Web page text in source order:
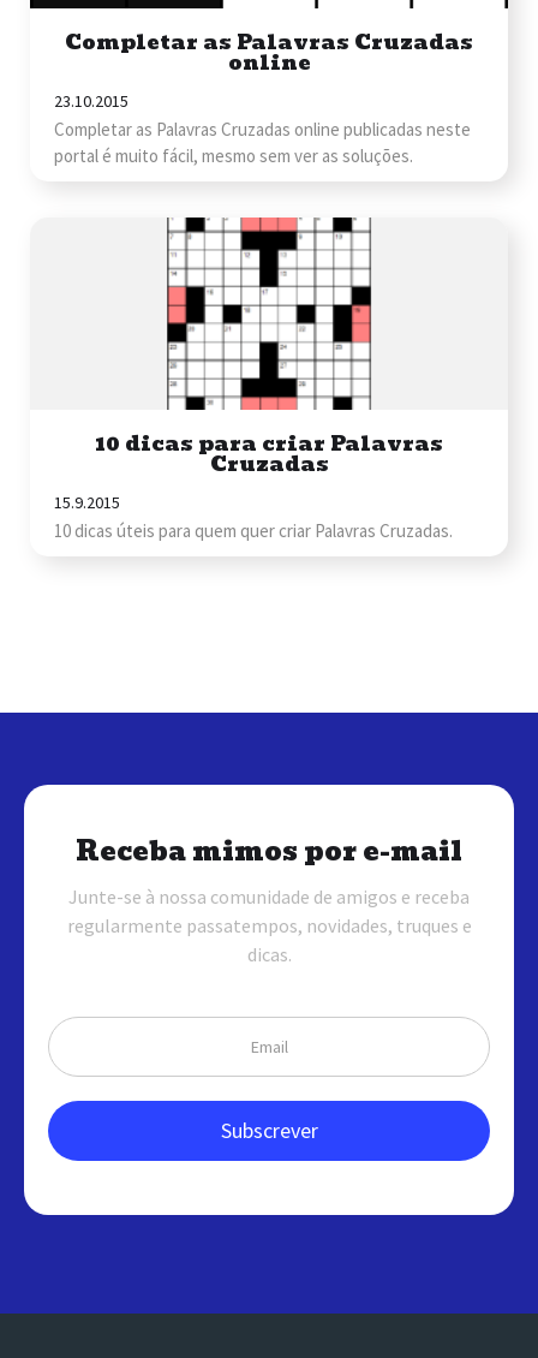
Completar as Palavras Cruzadas
online
23.10.2015
Completar as Palavras Cruzadas online publicadas neste
portal é muito fácil, mesmo sem ver as soluções.
10 dicas para criar Palavras
Cruzadas
15.9.2015
10 dicas úteis para quem quer criar Palavras Cruzadas.
Receba mimos por e-mail
Junte-se à nossa comunidade de amigos e receba
regularmente passatempos, novidades, truques e
dicas.